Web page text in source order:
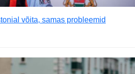
võita, samas probleemid